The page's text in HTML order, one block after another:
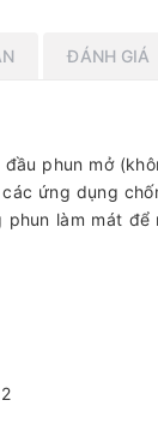
ĐÁNH GIÁ
đầu phun mở
ứng dụng
làm mát